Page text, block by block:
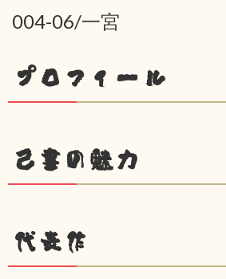
004-06/一宮
プロフィール
己書の魅力
代表作